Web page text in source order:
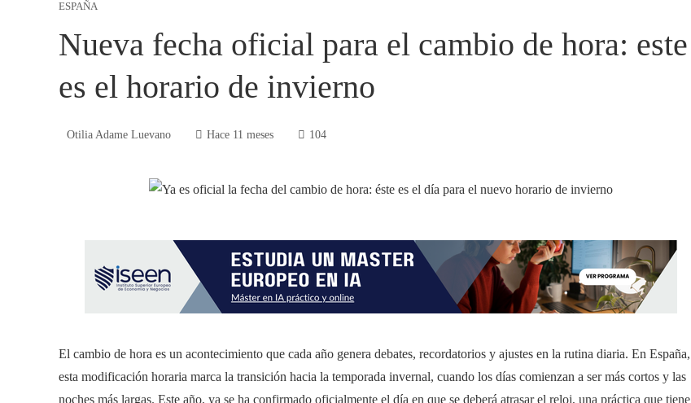
ESPAÑA
Nueva fecha oficial para el cambio de hora: este
es el horario de invierno
Otilia Adame Luevano Hace 11 meses 104
El cambio de hora es un acontecimiento que cada año genera debates, recordatorios y ajustes en la rutina diaria. En España,
esta modificación horaria marca la transición hacia la temporada invernal, cuando los días comienzan a ser más cortos y las
noches más largas. Este año, ya se ha confirmado oficialmente el día en que se deberá atrasar el reloj, una práctica que tiene